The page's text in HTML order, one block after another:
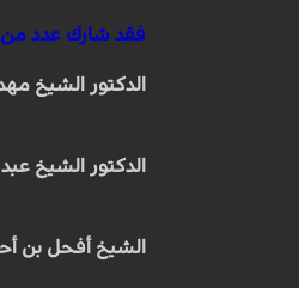
فقد شارك عدد من
الدكتور الشيخ
الدكتور الشيخ
الشيخ أفحل بن